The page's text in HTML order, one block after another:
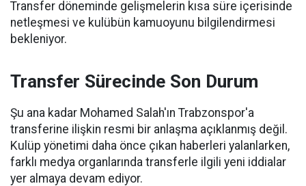
Transfer döneminde gelişmelerin kısa süre içerisinde
netleşmesi ve kulübün kamuoyunu bilgilendirmesi
bekleniyor.
Transfer Sürecinde Son Durum
Şu ana kadar Mohamed Salah'ın Trabzonspor'a
transferine ilişkin resmi bir anlaşma açıklanmış değil.
Kulüp yönetimi daha önce çıkan haberleri yalanlarken,
farklı medya organlarında transferle ilgili yeni iddialar
yer almaya devam ediyor.